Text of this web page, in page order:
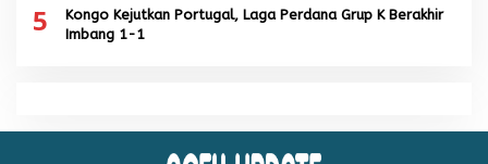
5
Kongo Kejutkan Portugal, Laga Perdana Grup K Berakhir
Imbang 1-1